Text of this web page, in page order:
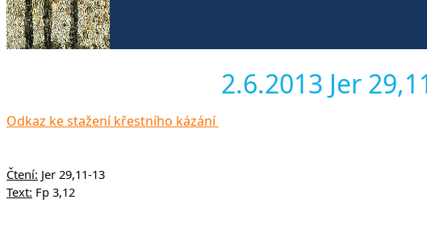
2.6.2013 Jer
Odkaz ke stažení křestního kázání
Čtení: Jer 29,11-13
Text: Fp 3,12